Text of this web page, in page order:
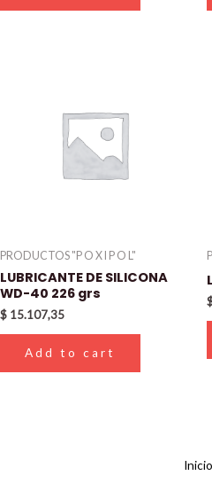
PRODUCTOS "P O X I P O L"
LUBRICANTE DE SILICONA
WD-40 226 grs
$ 15.107,35
Add to cart
Inicio